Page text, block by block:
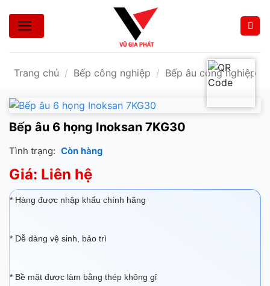
nội
Trang chủ / Bếp công nghiệp / Bếp âu công nghiệp
Bếp âu 6 họng Inoksan 7KG30
Tình trạng: Còn hàng
Giá: Liên hệ
* Hàng được nhập khẩu chính hãng
* Dễ dàng vệ sinh, bảo trì
* Bề mặt được làm bằng thép không gỉ